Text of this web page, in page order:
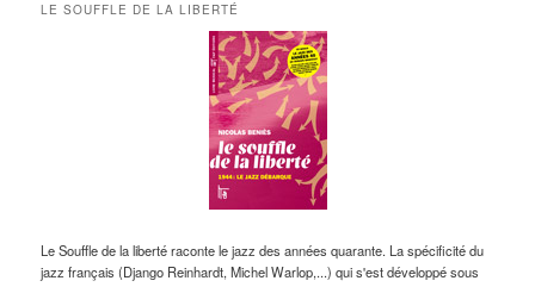
LE SOUFFLE DE LA LIBERTÉ
Le Souffle de la liberté raconte le jazz des années quarante. La spécificité du
jazz français (Django Reinhardt, Michel Warlop,...) qui s'est développé sous